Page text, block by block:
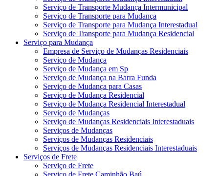
Serviço de Transporte Mudança Intermunicipal
Serviço de Transporte para Mudança
Serviço de Transporte para Mudança Interestadual
Serviço de Transporte para Mudança Residencial
Serviço para Mudança
Empresa de Serviço de Mudanças Residenciais
Serviço de Mudança
Serviço de Mudança em Sp
Serviço de Mudança na Barra Funda
Serviço de Mudança para Casas
Serviço de Mudança Residencial
Serviço de Mudança Residencial Interestadual
Serviço de Mudanças
Serviço de Mudanças Residenciais Interestaduais
Serviços de Mudanças
Serviços de Mudanças Residenciais
Serviços de Mudanças Residenciais Interestaduais
Serviços de Frete
Serviço de Frete
Serviço de Frete Caminhão Baú